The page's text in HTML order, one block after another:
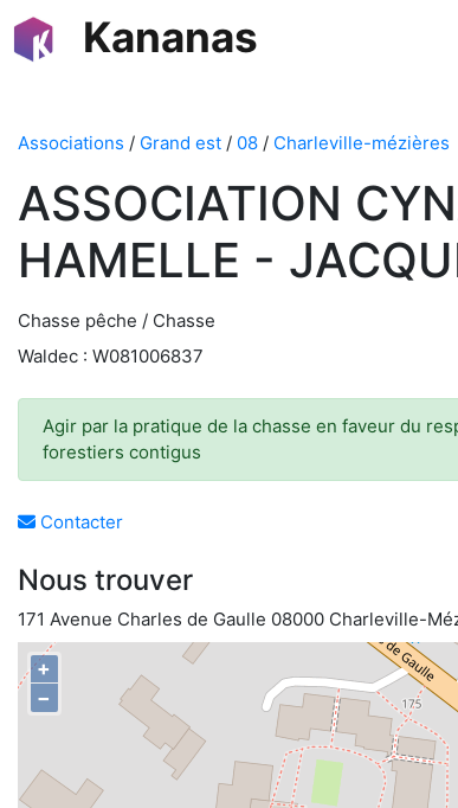
Kananas
Associations / Grand est / 08 / Charleville-mézières
ASSOCIATION
HAMELLE -
Chasse pêche / Chasse
Waldec : W081006837
Agir par la pratique de la chasse en faveur du
forestiers contigus
Contacter
Nous trouver
171 Avenue Charles de Gaulle 08000 Charleville-
+
−